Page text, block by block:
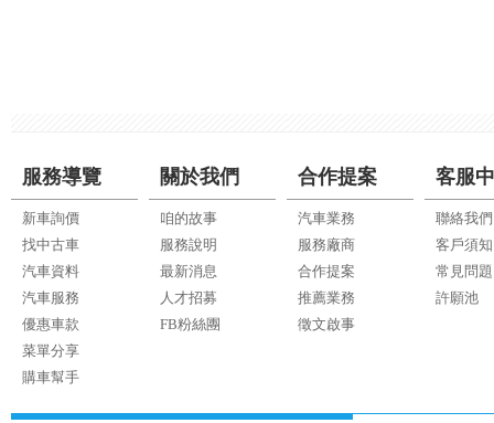
服務導覽
新車詢價
找中古車
汽車資料
汽車服務
優惠車款
菜單分享
購車幫手
關於我們
咱的故事
服務說明
最新消息
人才招募
FB粉絲團
合作提案
汽車業務
服務廠商
合作提案
推薦業務
徵文啟事
客服
聯絡我們
客戶須知
常見問題
許願池